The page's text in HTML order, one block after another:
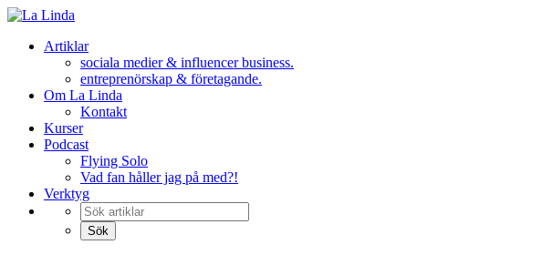
Hoppa
innehållArtiklar
sociala medier & influencer business.
entreprenörskap & företagande.
Om La Linda
Kontakt
Kurser
Podcast
Flying Solo
Vad fan håller jag på med?!
Verktyg